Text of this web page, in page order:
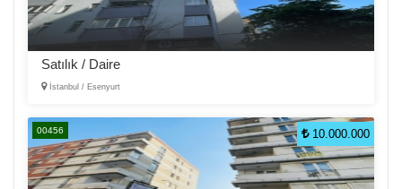
Satılık / Daire
İstanbul / Esenyurt
00456 10.000.000